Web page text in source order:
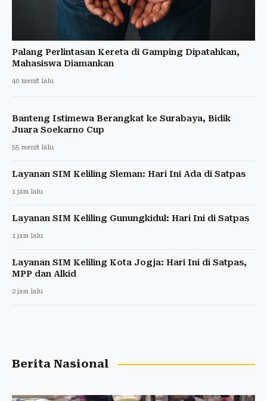
Palang Perlintasan Kereta di Gamping Dipatahkan,
Mahasiswa Diamankan
40 menit lalu
Banteng Istimewa Berangkat ke Surabaya, Bidik
Juara Soekarno Cup
55 menit lalu
Layanan SIM Keliling Sleman: Hari Ini Ada di Satpas
1 jam lalu
Layanan SIM Keliling Gunungkidul: Hari Ini di Satpas
1 jam lalu
Layanan SIM Keliling Kota Jogja: Hari Ini di Satpas,
MPP dan Alkid
2 jam lalu
Berita Nasional